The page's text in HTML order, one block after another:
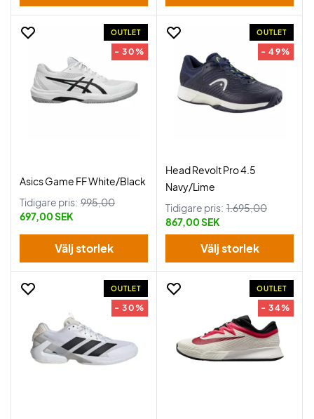
OUTLET
- 30%
Asics Game FF White/Black
Tidigare pris: 995,00
697,00 SEK
Välj storlek
OUTLET
- 49%
Head Revolt Pro 4.5
Navy/Lime
Tidigare pris: 1.695,00
867,00 SEK
Välj storlek
OUTLET
- 30%
OUTLET
- 34%